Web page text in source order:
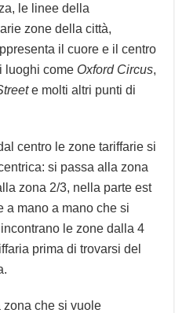
le linee della
zone della città,
il cuore e il centro
luoghi come Oxford Circus,
e molti altri punti di
centro le zone tariffarie si
si passa alla zona
zona 2/3, nella parte est
a mano a mano che si
le zone dalla 4
prima di trovarsi del
zona che si vuole